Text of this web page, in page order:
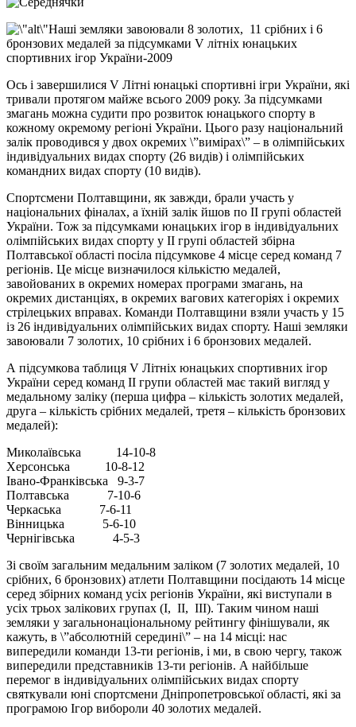
Наші земляки завоювали 8 золотих, 11 срібних і 6
бронзових медалей за підсумками V літніх юнацьких
спортивних ігор України-2009
Ось і завершилися V Літні юнацькі спортивні ігри України, які
тривали протягом майже всього 2009 року. За підсумками
змагань можна судити про розвиток юнацького спорту в
кожному окремому регіоні України. Цього разу національний
залік проводився у двох окремих \”вимірах\” – в олімпійських
індивідуальних видах спорту (26 видів) і олімпійських
командних видах спорту (10 видів).
Спортсмени Полтавщини, як завжди, брали участь у
національних фіналах, а їхній залік йшов по ІІ групі областей
України. Тож за підсумками юнацьких ігор в індивідуальних
олімпійських видах спорту у ІІ групі областей збірна
Полтавської області посіла підсумкове 4 місце серед команд 7
регіонів. Це місце визначилося кількістю медалей,
завойованих в окремих номерах програми змагань, на
окремих дистанціях, в окремих вагових категоріях і окремих
стрілецьких вправах. Команди Полтавщини взяли участь у 15
із 26 індивідуальних олімпійських видах спорту. Наші земляки
завоювали 7 золотих, 10 срібних і 6 бронзових медалей.
А підсумкова таблиця V Літніх юнацьких спортивних ігор
України серед команд ІІ групи областей має такий вигляд у
медальному заліку (перша цифра – кількість золотих медалей,
друга – кількість срібних медалей, третя – кількість бронзових
медалей):
Миколаївська 14-10-8
Херсонська 10-8-12
Івано-Франківська 9-3-7
Полтавська 7-10-6
Черкаська 7-6-11
Вінницька 5-6-10
Чернігівська 4-5-3
Зі своїм загальним медальним заліком (7 золотих медалей, 10
срібних, 6 бронзових) атлети Полтавщини посідають 14 місце
серед збірних команд усіх регіонів України, які виступали в
усіх трьох залікових групах (І, ІІ, ІІІ). Таким чином наші
земляки у загальнонаціональному рейтингу фінішували, як
кажуть, в \”абсолютній середині\” – на 14 місці: нас
випередили команди 13-ти регіонів, і ми, в свою чергу, також
випередили представників 13-ти регіонів. А найбільше
перемог в індивідуальних олімпійських видах спорту
святкували юні спортсмени Дніпропетровської області, які за
програмою Ігор вибороли 40 золотих медалей.